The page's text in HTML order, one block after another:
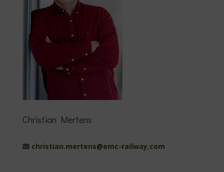
Christian Mertens
christian.mertens@emc-railway.com